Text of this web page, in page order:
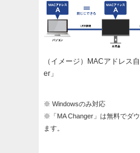
（イメージ）MACアドレス
er」
※ Windowsのみ対応
※「MA Changer」は無料でダ
ます。